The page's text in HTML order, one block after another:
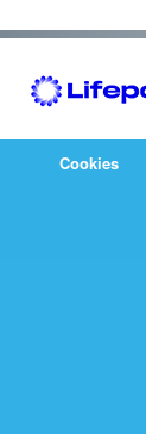
Cookies